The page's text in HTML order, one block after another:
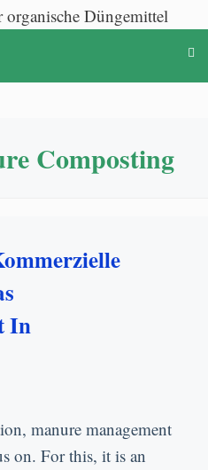
Composting
In
, manure management
on. For this, it is an